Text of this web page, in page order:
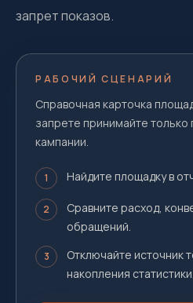
запрет показов.
РАБОЧИЙ СЦЕНАРИЙ
Справочная карточка
запрете принимайте только
кампании.
1 Найдите площадку в
2
Сравните расход,
обращений.
3
Отключайте источник
накопления статистики.